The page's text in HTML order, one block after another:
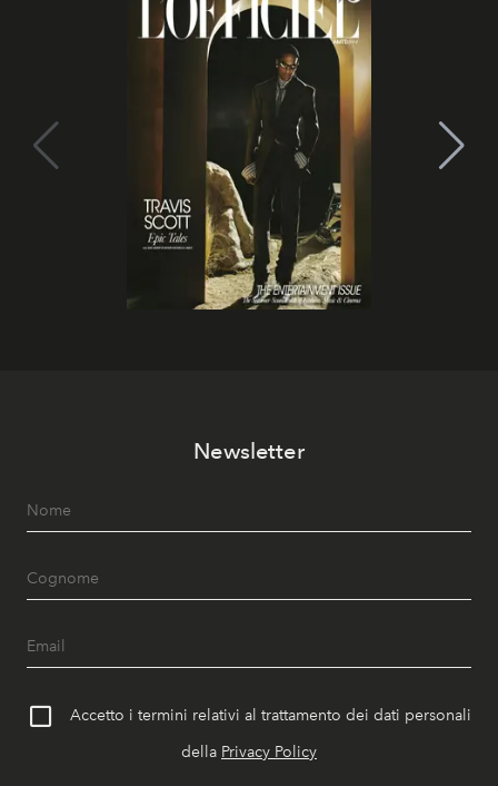
Newsletter
Accetto i termini relativi al trattamento dei dati personali
della Privacy Policy